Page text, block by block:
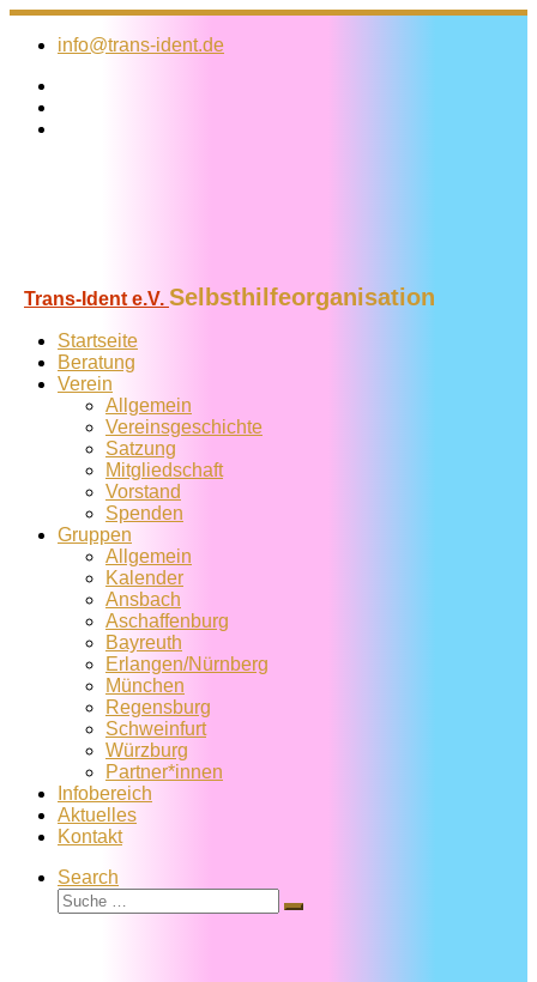
Zum
Inhalt
info@trans-ident.de
Trans-Ident e.V. Selbsthilfeorganisation
Startseite
Beratung
Verein
Allgemein
Vereins­geschichte
Satzung
Mitglied­schaft
Vorstand
Spenden
Gruppen
Allgemein
Kalender
Ansbach
Aschaffenburg
Bayreuth
Erlangen/Nürnberg
München
Regensburg
Schweinfurt
Würzburg
Partner*innen
Infobereich
Aktuelles
Kontakt
Search
Suche
Suche